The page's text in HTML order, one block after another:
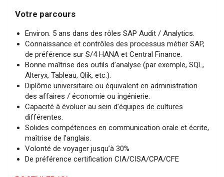
Votre parcours
Environ. 5 ans dans des rôles SAP Audit / Analytics.
Connaissance et contrôles des processus métier SAP,
de préférence sur S/4 HANA et Central Finance.
Bonne maîtrise des outils d’analyse (par exemple, SQL,
Alteryx, Tableau, Qlik, etc.).
Diplôme universitaire ou équivalent en administration
des affaires / économie ou ingénierie.
Capacité à évoluer au sein d’équipes de cultures
différentes.
Solides compétences en communication orale et écrite,
maîtrise de l’anglais.
Volonté de voyager jusqu’à 30%
De préférence certification CIA/CISA/CPA/CFE